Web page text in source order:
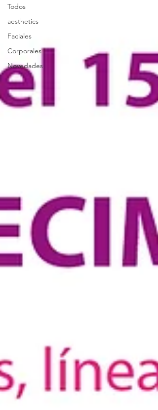
Todos
aesthetics
Faciales
Corporales
Novedades